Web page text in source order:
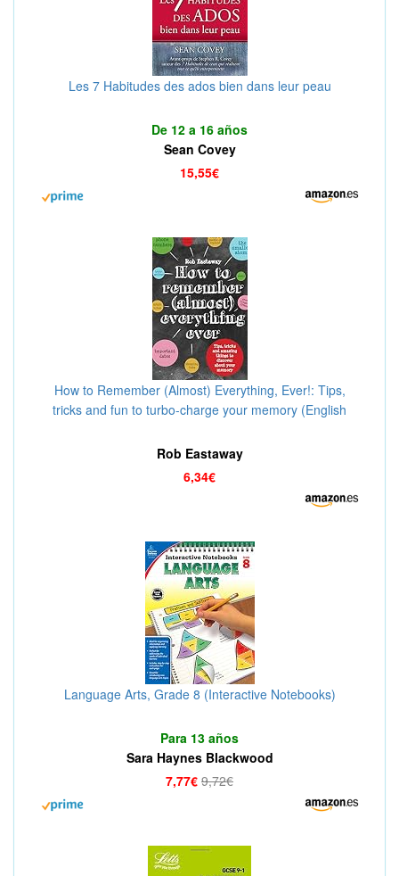
Les 7 Habitudes des ados bien dans leur peau
De 12 a 16 años
Sean Covey
15,55€
How to Remember (Almost) Everything, Ever!: Tips,
tricks and fun to turbo-charge your memory (English
Rob Eastaway
6,34€
Language Arts, Grade 8 (Interactive Notebooks)
Para 13 años
Sara Haynes Blackwood
7,77€ 9,72€